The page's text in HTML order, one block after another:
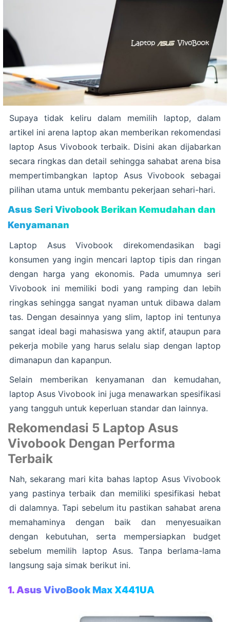
Supaya tidak keliru dalam memilih laptop, dalam
artikel ini arena laptop akan memberikan rekomendasi
laptop Asus Vivobook terbaik. Disini akan dijabarkan
secara ringkas dan detail sehingga sahabat arena bisa
mempertimbangkan laptop Asus Vivobook sebagai
pilihan utama untuk membantu pekerjaan sehari-hari.
Asus Seri Vivobook Berikan Kemudahan dan
Kenyamanan
Laptop Asus Vivobook direkomendasikan bagi
konsumen yang ingin mencari laptop tipis dan ringan
dengan harga yang ekonomis. Pada umumnya seri
Vivobook ini memiliki bodi yang ramping dan lebih
ringkas sehingga sangat nyaman untuk dibawa dalam
tas. Dengan desainnya yang slim, laptop ini tentunya
sangat ideal bagi mahasiswa yang aktif, ataupun para
pekerja mobile yang harus selalu siap dengan laptop
dimanapun dan kapanpun.
Selain memberikan kenyamanan dan kemudahan,
laptop Asus Vivobook ini juga menawarkan spesifikasi
yang tangguh untuk keperluan standar dan lainnya.
Rekomendasi 5 Laptop Asus
Vivobook Dengan Performa
Terbaik
Nah, sekarang mari kita bahas laptop Asus Vivobook
yang pastinya terbaik dan memiliki spesifikasi hebat
di dalamnya. Tapi sebelum itu pastikan sahabat arena
memahaminya dengan baik dan menyesuaikan
dengan kebutuhan, serta mempersiapkan budget
sebelum memilih laptop Asus. Tanpa berlama-lama
langsung saja simak berikut ini.
1. Asus VivoBook Max X441UA